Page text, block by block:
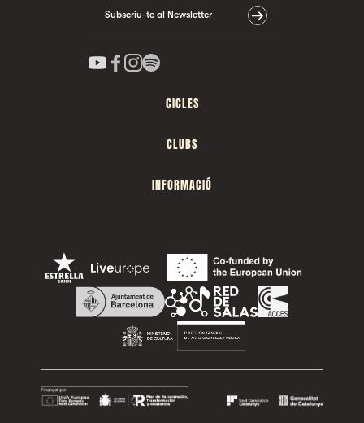
Subscriu-te al Newsletter
CICLES
CLUBS
INFORMACIÓ